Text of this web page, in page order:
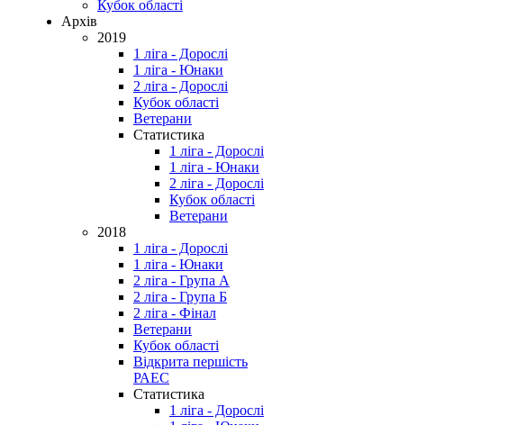
Кубок області
Архів
2019
1 ліга - Дорослі
1 ліга - Юнаки
2 ліга - Дорослі
Кубок області
Ветерани
Статистика
1 ліга - Дорослі
1 ліга - Юнаки
2 ліга - Дорослі
Кубок області
Ветерани
2018
1 ліга - Дорослі
1 ліга - Юнаки
2 ліга - Група А
2 ліга - Група Б
2 ліга - Фінал
Ветерани
Кубок області
Відкрита першість
РАЕС
Статистика
1 ліга - Дорослі